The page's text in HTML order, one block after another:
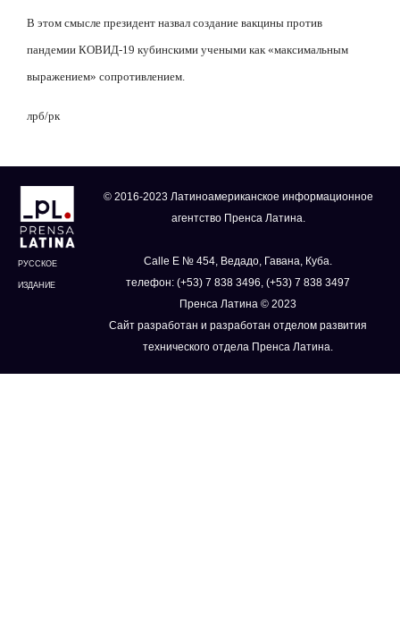
В этом смысле президент назвал создание вакцины против
пандемии КОВИД-19 кубинскими учеными как «максимальным
выражением» сопротивлением.
лрб/рк
РУССКОЕ
ИЗДАНИЕ
© 2016-2023 Латиноамериканское информационное
агентство Пренса Латина.
Calle E № 454, Ведадо, Гавана, Куба.
телефон: (+53) 7 838 3496, (+53) 7 838 3497
Пренса Латина © 2023
Сайт разработан и разработан отделом развития
технического отдела Пренса Латина.